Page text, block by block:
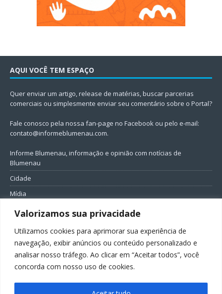
Valorizamos sua privacidade
Utilizamos cookies para aprimorar sua experiência de
navegação, exibir anúncios ou conteúdo personalizado e
analisar nosso tráfego. Ao clicar em “Aceitar todos”, você
concorda com nosso uso de cookies.
AQUI VOCÊ TEM ESPAÇO
Quer enviar um artigo, release de matérias, buscar parcerias
comerciais ou simplesmente enviar seu comentário sobre o Portal?
Fale conosco pela nossa fan-page no Facebook ou pelo e-mail:
contato@informeblumenau.com.
Informe Blumenau, informação e opinião com notícias de
Blumenau
Cidade
Mídia
Entretenimento
Política